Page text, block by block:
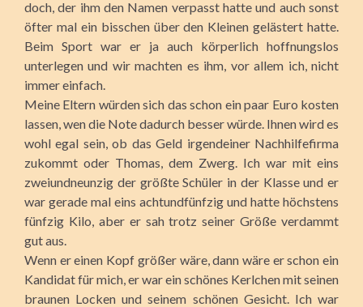
doch, der ihm den Namen verpasst hatte und auch sonst
öfter mal ein bisschen über den Kleinen gelästert hatte.
Beim Sport war er ja auch körperlich hoffnungslos
unterlegen und wir machten es ihm, vor allem ich, nicht
immer einfach.
Meine Eltern würden sich das schon ein paar Euro kosten
lassen, wen die Note dadurch besser würde. Ihnen wird es
wohl egal sein, ob das Geld irgendeiner Nachhilfefirma
zukommt oder Thomas, dem Zwerg. Ich war mit eins
zweiundneunzig der größte Schüler in der Klasse und er
war gerade mal eins achtundfünfzig und hatte höchstens
fünfzig Kilo, aber er sah trotz seiner Größe verdammt
gut aus.
Wenn er einen Kopf größer wäre, dann wäre er schon ein
Kandidat für mich, er war ein schönes Kerlchen mit seinen
braunen Locken und seinem schönen Gesicht. Ich war